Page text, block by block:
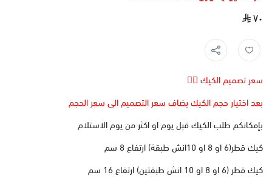
٧٠
سعر تصميم الكيك 👆🏻
بعد اختيار حجم الكيك يضاف سعر التصميم الى سعر الحجم
بإمكانكم طلب الكيك قبل يوم او اكثر من يوم الاستلام
كيك قطر(6 او 8 او 10انش طبقة) ارتفاع 8 سم
كيك قطر (6 او 8 او 10 انش طبقتين) ارتفاع 16 سم